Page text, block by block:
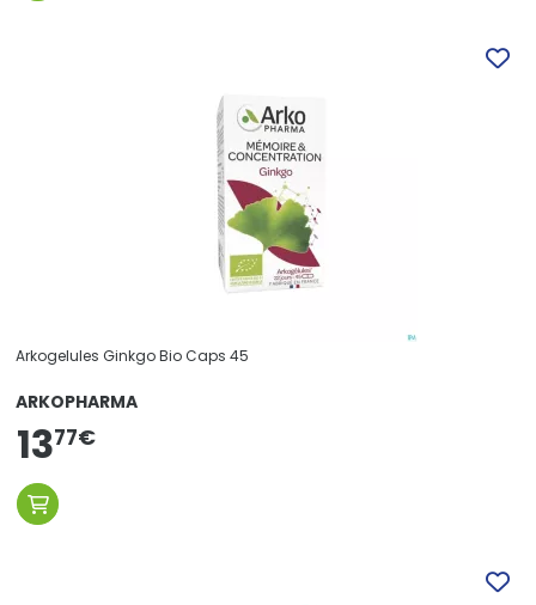
Arkogelules Ginkgo Bio Caps 45
ARKOPHARMA
1377€